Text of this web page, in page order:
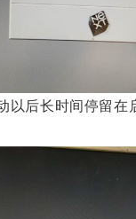
以后长时间停留在